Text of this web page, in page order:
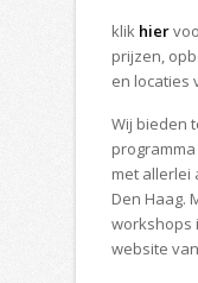
klik hier
prijzen,
en locaties
Wij bieden
met allerlei
Den Haag.
workshops
website van